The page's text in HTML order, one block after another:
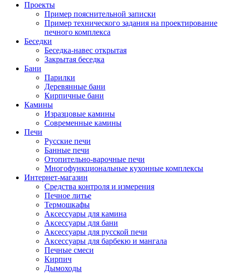
Проекты
Пример пояснительной записки
Пример технического задания на проектирование
печного комплекса
Беседки
Беседка-навес открытая
Закрытая беседка
Бани
Парилки
Деревянные бани
Кирпичные бани
Камины
Изразцовые камины
Современные камины
Печи
Русские печи
Банные печи
Отопительно-варочные печи
Многофункциональные кухонные комплексы
Интернет-магазин
Средства контроля и измерения
Печное литье
Термошкафы
Аксессуары для камина
Аксессуары для бани
Аксессуары для русской печи
Аксессуары для барбекю и мангала
Печные смеси
Кирпич
Дымоходы